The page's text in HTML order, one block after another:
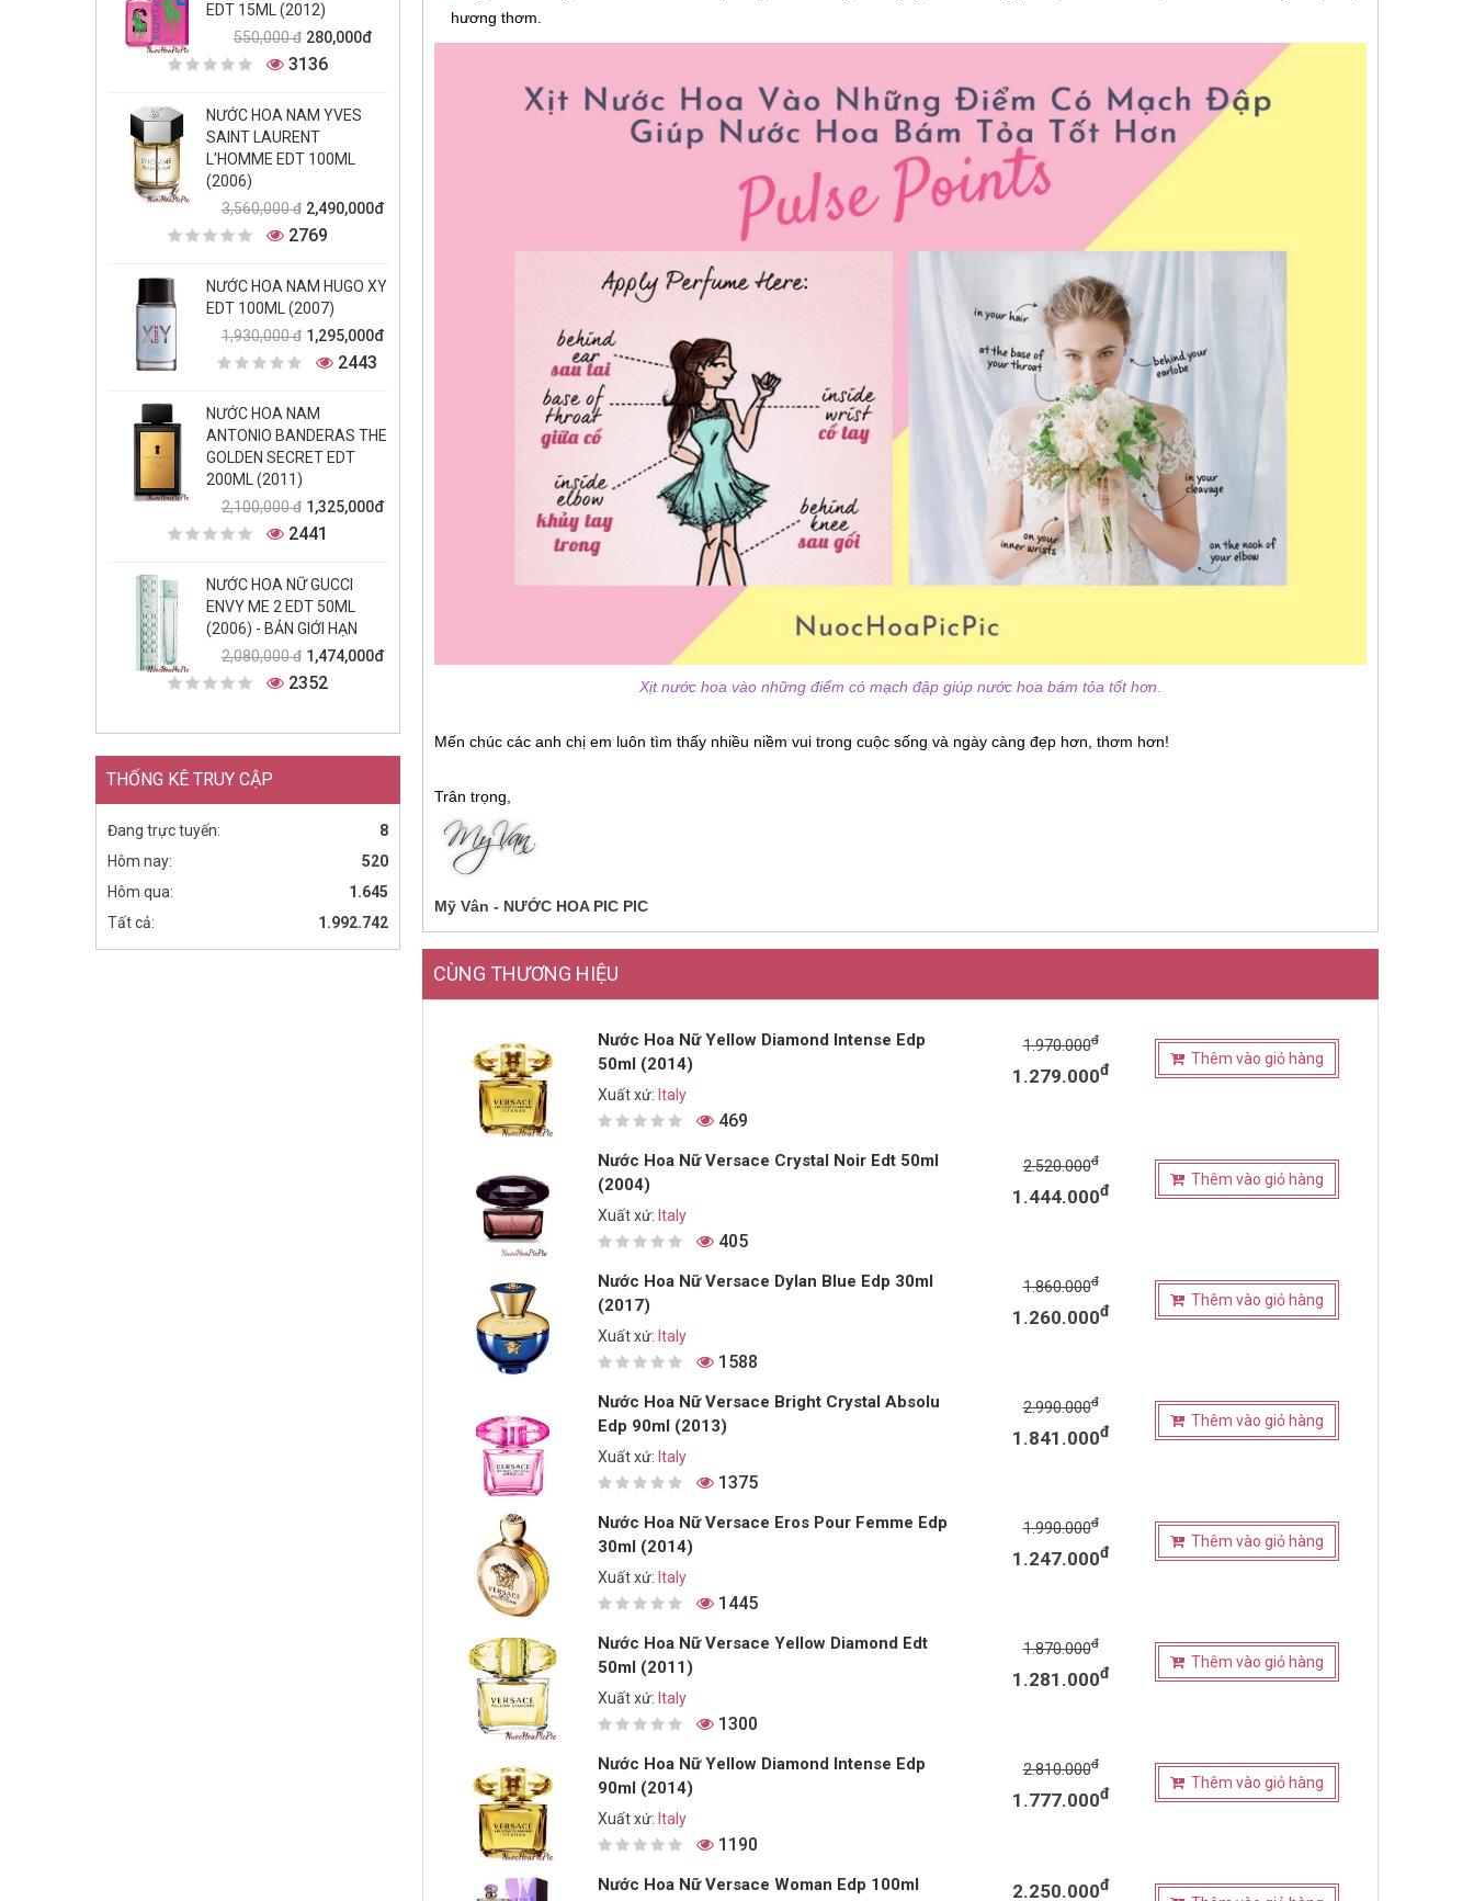
EDT 15ML (2012)
550,000 đ 280,000đ
3136
NƯỚC HOA NAM YVES
SAINT LAURENT
L'HOMME EDT 100ML
(2006)
3,560,000 đ 2,490,000đ
2769
NƯỚC HOA NAM HUGO XY
EDT 100ML (2007)
1,930,000 đ 1,295,000đ
2443
NƯỚC HOA NAM
ANTONIO BANDERAS THE
GOLDEN SECRET EDT
200ML (2011)
2,100,000 đ 1,325,000đ
2441
NƯỚC HOA NỮ GUCCI
ENVY ME 2 EDT 50ML
(2006) - BẢN GIỚI HẠN
2,080,000 đ 1,474,000đ
2352
THỐNG KÊ TRUY CẬP
Đang trực tuyến:
8
Hôm nay:
520
Hôm qua:
1.645
Tất cả:
1.992.742
hương thơm.
Xịt nước hoa vào những điểm có mạch đập giúp nước hoa bám tỏa tốt hơn.
Mến chúc các anh chị em luôn tìm thấy nhiều niềm vui trong cuộc sống và ngày càng đẹp hơn, thơm hơn!
Trân trọng,
Mỹ Vân - NƯỚC HOA PIC PIC
CÙNG THƯƠNG HIỆU
Nước Hoa Nữ Yellow Diamond Intense Edp
50ml (2014)
Xuất xứ:Italy
469
1.970.000đ
1.279.000đ
Thêm vào giỏ hàng
Nước Hoa Nữ Versace Crystal Noir Edt 50ml
(2004)
Xuất xứ:Italy
405
2.520.000đ
1.444.000đ
Thêm vào giỏ hàng
Nước Hoa Nữ Versace Dylan Blue Edp 30ml
(2017)
Xuất xứ:Italy
1588
1.860.000đ
1.260.000đ
Thêm vào giỏ hàng
Nước Hoa Nữ Versace Bright Crystal Absolu
Edp 90ml (2013)
Xuất xứ:Italy
1375
2.990.000đ
1.841.000đ
Thêm vào giỏ hàng
Nước Hoa Nữ Versace Eros Pour Femme Edp
30ml (2014)
Xuất xứ:Italy
1445
1.990.000đ
1.247.000đ
Thêm vào giỏ hàng
Nước Hoa Nữ Versace Yellow Diamond Edt
50ml (2011)
Xuất xứ:Italy
1300
1.870.000đ
1.281.000đ
Thêm vào giỏ hàng
Nước Hoa Nữ Yellow Diamond Intense Edp
90ml (2014)
Xuất xứ:Italy
1190
2.810.000đ
1.777.000đ
Thêm vào giỏ hàng
Nước Hoa Nữ Versace Woman Edp 100ml
2.250.000đ